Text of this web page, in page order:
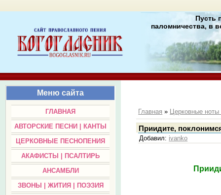
Пусть
паломничества, в
Меню сайта
ГЛАВНАЯ
АВТОРСКИЕ ПЕСНИ | КАНТЫ
ЦЕРКОВНЫЕ ПЕСНОПЕНИЯ
АКАФИСТЫ | ПСАЛТИРЬ
АНСАМБЛИ
ЗВОНЫ | ЖИТИЯ | ПОЭЗИЯ
Главная » Церковные ноты
Приидите,
Добавил: ivanko